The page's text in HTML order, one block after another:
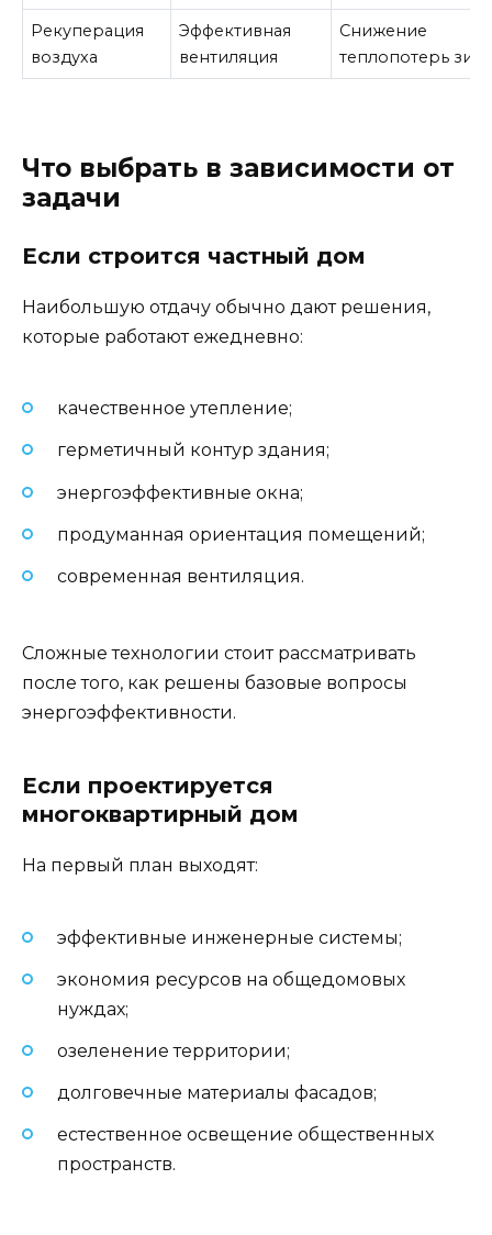
Рекуперация
воздуха
Эффективная
вентиляция
Снижение
теплопотерь
Что выбрать в зависимости от
задачи
Если строится частный дом
Наибольшую отдачу обычно дают решения,
которые работают ежедневно:
качественное утепление;
герметичный контур здания;
энергоэффективные окна;
продуманная ориентация помещений;
современная вентиляция.
Сложные технологии стоит рассматривать
после того, как решены базовые вопросы
энергоэффективности.
Если проектируется
многоквартирный дом
На первый план выходят:
эффективные инженерные системы;
экономия ресурсов на общедомовых
нуждах;
озеленение территории;
долговечные материалы фасадов;
естественное освещение общественных
пространств.